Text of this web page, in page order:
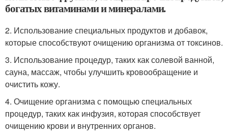
богатых витаминами и минералами.
2. Использование специальных продуктов и добавок,
которые способствуют очищению организма от токсинов.
3. Использование процедур, таких как солевой ванной,
сауна, массаж, чтобы улучшить кровообращение и
очистить кожу.
4. Очищение организма с помощью специальных
процедур, таких как инфузия, которая способствует
очищению крови и внутренних органов.